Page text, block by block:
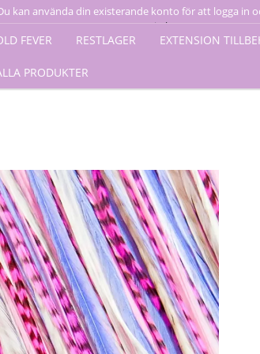
kan använda din existerande konto för att logga in
Logga in här
FEVER RESTLAGER EXTENSION
PRODUKTER